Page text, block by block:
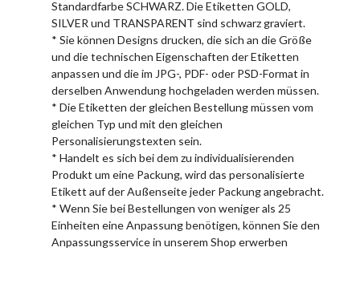
Standardfarbe SCHWARZ. Die Etiketten GOLD,
SILVER und TRANSPARENT sind schwarz graviert.
* Sie können Designs drucken, die sich an die Größe
und die technischen Eigenschaften der Etiketten
anpassen und die im JPG-, PDF- oder PSD-Format in
derselben Anwendung hochgeladen werden müssen.
* Die Etiketten der gleichen Bestellung müssen vom
gleichen Typ und mit den gleichen
Personalisierungstexten sein.
* Handelt es sich bei dem zu individualisierenden
Produkt um eine Packung, wird das personalisierte
Etikett auf der Außenseite jeder Packung angebracht.
* Wenn Sie bei Bestellungen von weniger als 25
Einheiten eine Anpassung benötigen, können Sie den
Anpassungsservice in unserem Shop erwerben